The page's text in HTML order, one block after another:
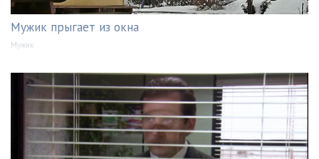
Мужик прыгает из окна
Мужик